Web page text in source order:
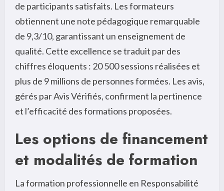
de participants satisfaits. Les formateurs
obtiennent une note pédagogique remarquable
de 9,3/10, garantissant un enseignement de
qualité. Cette excellence se traduit par des
chiffres éloquents : 20 500 sessions réalisées et
plus de 9 millions de personnes formées. Les avis,
gérés par Avis Vérifiés, confirment la pertinence
et l’efficacité des formations proposées.
Les options de financement
et modalités de formation
La formation professionnelle en Responsabilité